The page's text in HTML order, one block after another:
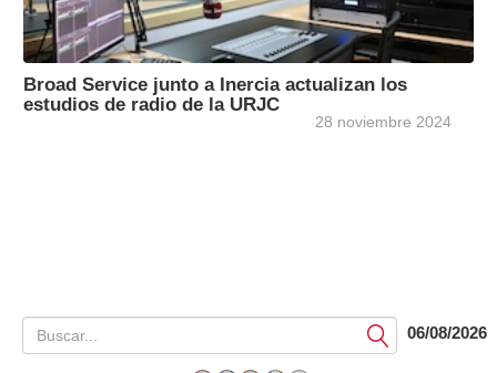
Broad Service junto a Inercia actualizan los
estudios de radio de la URJC
28 noviembre 2024
Submit06/08/2026